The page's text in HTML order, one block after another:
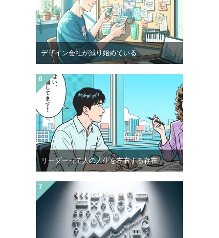
デザイン会社が減り始めている
リーダーって人の人生を左右する存在